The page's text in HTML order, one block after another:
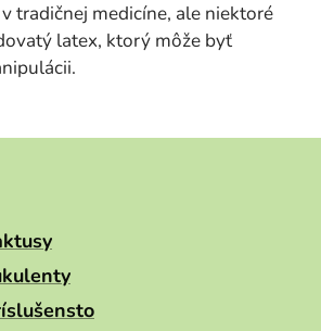
tradičnej medicíne, ale niektoré
latex, ktorý môže byť